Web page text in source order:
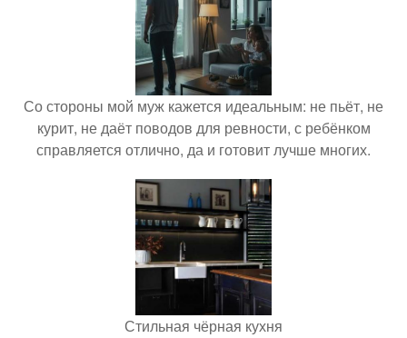
Со стороны мой муж кажется идеальным: не пьёт, не
курит, не даёт поводов для ревности, с ребёнком
справляется отлично, да и готовит лучше многих.
Стильная чёрная кухня